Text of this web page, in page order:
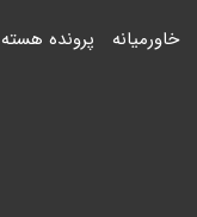
خاورمیانه پرونده